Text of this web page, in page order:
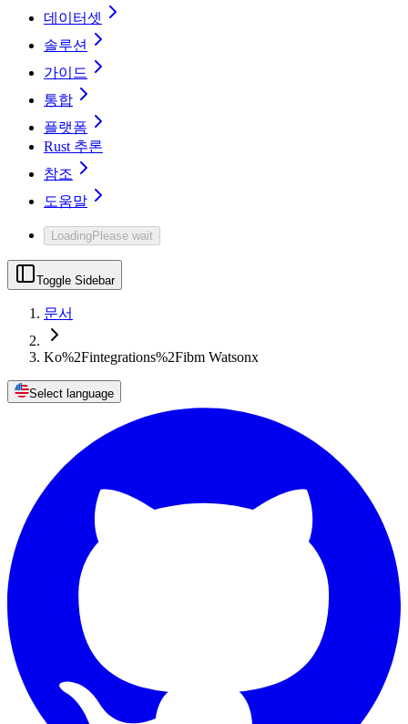
데이터셋
솔루션
가이드
통합
플랫폼
Rust 추론
참조
도움말
LoadingPlease wait
Toggle Sidebar
문서
Ko%2Fintegrations%2Fibm Watsonx
Select language